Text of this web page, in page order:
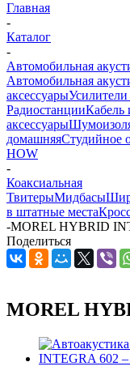
Главная
-
Каталог
-
Автомобильная
Автомобильная
аксессуары
РадиостанцииКабель
аксессуары
домашняяСтудийное
HOW
-
Коаксиальная
ТвитерыМидбасы
в штатные места
-MOREL HYBRID
Поделиться
MOREL